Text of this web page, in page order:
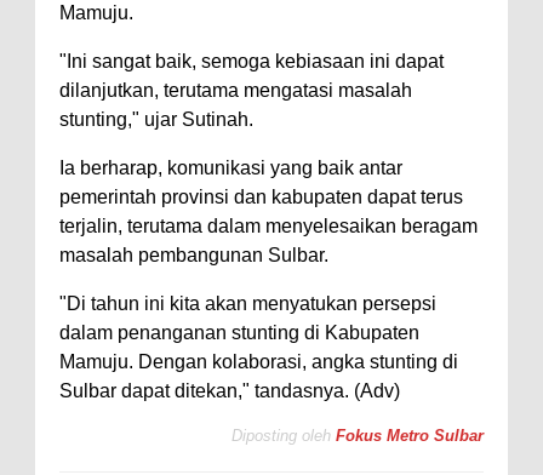
Mamuju.
"Ini sangat baik, semoga kebiasaan ini dapat
dilanjutkan, terutama mengatasi masalah
stunting," ujar Sutinah.
Ia berharap, komunikasi yang baik antar
pemerintah provinsi dan kabupaten dapat terus
terjalin, terutama dalam menyelesaikan beragam
masalah pembangunan Sulbar.
"Di tahun ini kita akan menyatukan persepsi
dalam penanganan stunting di Kabupaten
Mamuju. Dengan kolaborasi, angka stunting di
Sulbar dapat ditekan," tandasnya. (Adv)
Diposting oleh Fokus Metro Sulbar